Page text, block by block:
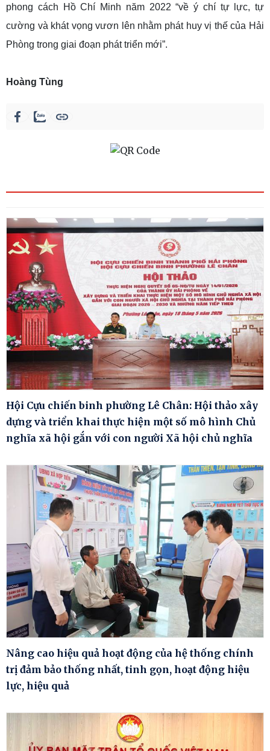
phong cách Hồ Chí Minh năm 2022 “về ý chí tự lực, tự
cường và khát vọng vươn lên nhằm phát huy vị thế của Hải
Phòng trong giai đoạn phát triển mới”.
Hoàng Tùng
Hội Cựu chiến binh phường Lê Chân: Hội thảo xây
dựng và triển khai thực hiện một số mô hình Chủ
nghĩa xã hội gắn với con người Xã hội chủ nghĩa
Nâng cao hiệu quả hoạt động của hệ thống chính
trị đảm bảo thống nhất, tinh gọn, hoạt động hiệu
lực, hiệu quả